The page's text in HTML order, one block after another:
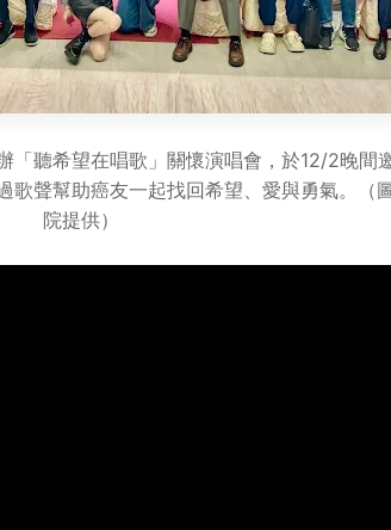
聽希望在唱歌」關懷演唱會，於12/2晚間
歌聲幫助癌友一起找回希望、愛與勇氣。（
院提供）